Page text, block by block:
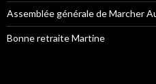
Assemblée générale de Marcher
Bonne retraite Martine